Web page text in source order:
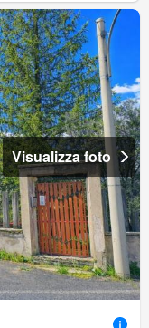
Visualizza foto